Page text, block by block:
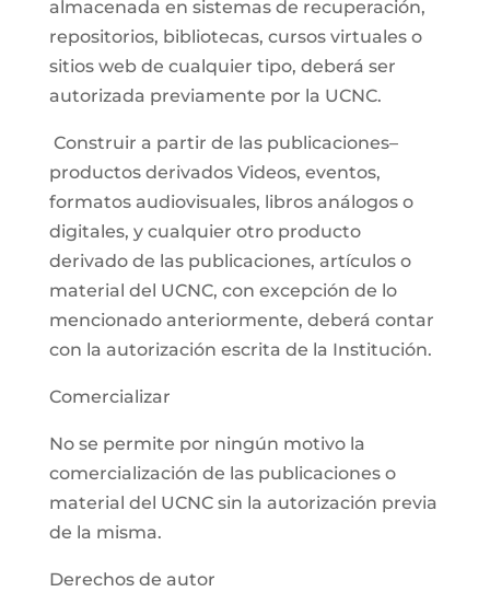
almacenada en sistemas de recuperación,
repositorios, bibliotecas, cursos virtuales o
sitios web de cualquier tipo, deberá ser
autorizada previamente por la UCNC.
Construir a partir de las publicaciones–
productos derivados Videos, eventos,
formatos audiovisuales, libros análogos o
digitales, y cualquier otro producto
derivado de las publicaciones, artículos o
material del UCNC, con excepción de lo
mencionado anteriormente, deberá contar
con la autorización escrita de la Institución.
Comercializar
No se permite por ningún motivo la
comercialización de las publicaciones o
material del UCNC sin la autorización previa
de la misma.
Derechos de autor